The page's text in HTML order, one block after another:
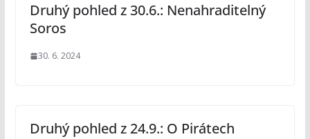
Druhý pohled z 30.6.: Nenahraditelný
Soros
30. 6. 2024
Druhý pohled z 24.9.: O Pirátech